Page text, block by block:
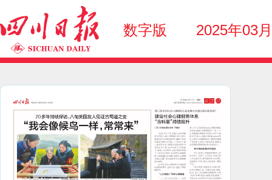
数字版 2025年03